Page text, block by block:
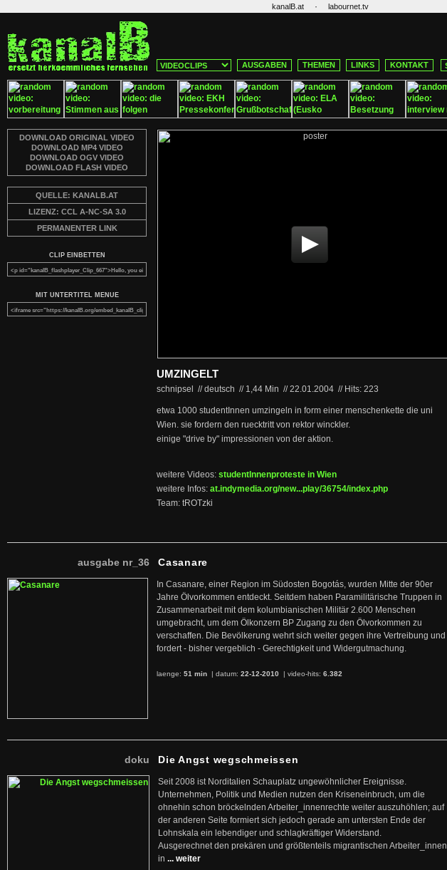
kanalB.at · labournet.tv
AUSGABEN THEMEN LINKS KONTAKT
DOWNLOAD ORIGINAL VIDEO
DOWNLOAD MP4 VIDEO
DOWNLOAD OGV VIDEO
DOWNLOAD FLASH VIDEO
QUELLE: KANALB.AT
LIZENZ: CCL A-NC-SA 3.0
PERMANENTER LINK
CLIP EINBETTEN
MIT UNTERTITEL MENUE
UMZINGELT
schnipsel // deutsch // 1,44 Min //22.01.2004 // Hits: 223
etwa 1000 studentInnen umzingeln in form einer menschenkette die uni
Wien. sie fordern den ruecktritt von rektor winckler.
einige "drive by" impressionen von der aktion.
weitere Videos: studentInnenproteste in Wien
weitere Infos: at.indymedia.org/new...play/36754/index.php
Team: tROTzki
ausgabe nr_36 Casanare
In Casanare, einer Region im Südosten Bogotás, wurden Mitte der 90er
Jahre Ölvorkommen entdeckt. Seitdem haben Paramilitärische Truppen in
Zusammenarbeit mit dem kolumbianischen Militär 2.600 Menschen
umgebracht, um dem Ölkonzern BP Zugang zu den Ölvorkommen zu
verschaffen. Die Bevölkerung wehrt sich weiter gegen ihre Vertreibung und
fordert - bisher vergeblich - Gerechtigkeit und Widergutmachung.
laenge: 51 min | datum: 22-12-2010 | video-hits: 6.382
doku Die Angst wegschmeissen
Seit 2008 ist Norditalien Schauplatz ungewöhnlicher Ereignisse.
Unternehmen, Politik und Medien nutzen den Kriseneinbruch, um die
ohnehin schon bröckelnden Arbeiter_innenrechte weiter auszuhöhlen; auf
der anderen Seite formiert sich jedoch gerade am untersten Ende der
Lohnskala ein lebendiger und schlagkräftiger Widerstand.
Ausgerechnet den prekären und größtenteils migrantischen Arbeiter_innen
in ... weiter